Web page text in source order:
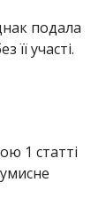
подала
її участі.
1 статті